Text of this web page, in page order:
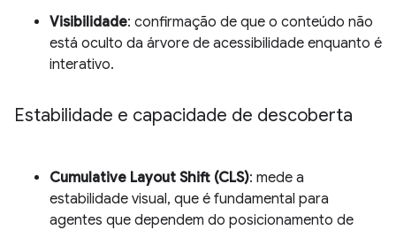
Visibilidade: confirmação de que o conteúdo não
está oculto da árvore de acessibilidade enquanto é
interativo.
Estabilidade e capacidade de descoberta
Cumulative Layout Shift (CLS): mede a
estabilidade visual, que é fundamental para
agentes que dependem do posicionamento de